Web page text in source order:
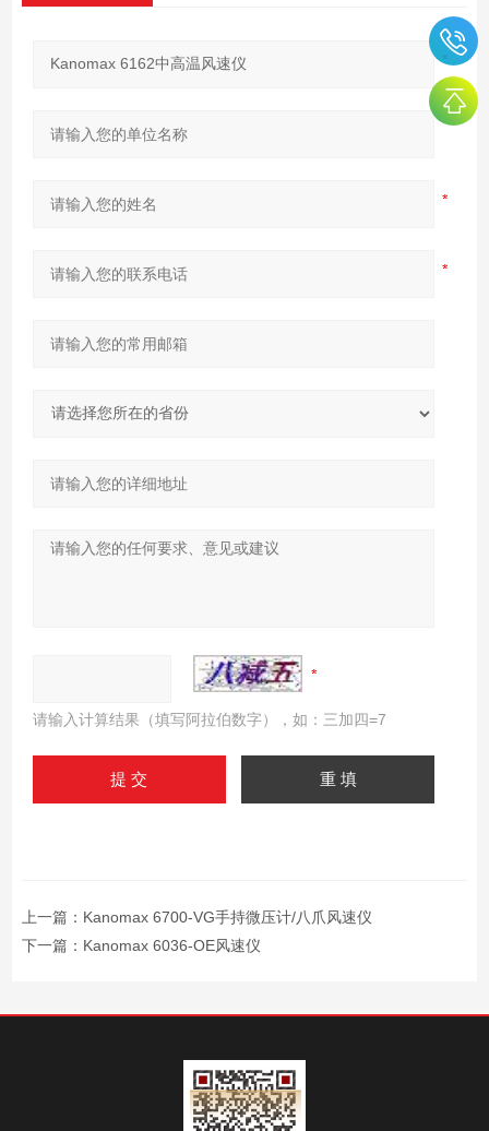
请输入计算结果（填写阿拉伯数字），如：三加四=7
上一篇： Kanomax 6700-VG手持微压计/八爪风速仪
下一篇： Kanomax 6036-OE风速仪